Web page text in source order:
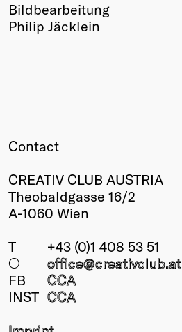
Bildbearbeitung
Philip Jäcklein
Contact
CREATIV CLUB AUSTRIA
Theobaldgasse 16/2
A-1060 Wien
T
+43 (0)1 408 53 51
○
office@creativclub.at
FB
CCA
INST CCA